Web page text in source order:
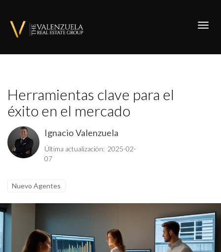
Herramientas clave para el
éxito en el mercado
Ignacio Valenzuela
Última actualización: 2025-02-
07
Nuevo Agentes